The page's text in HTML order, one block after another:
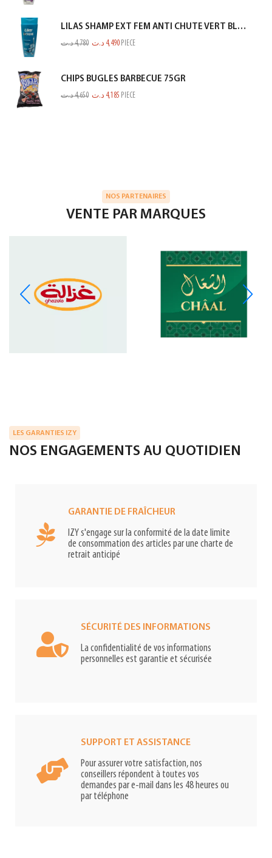
LILAS SHAMP EXT FEM ANTI CHUTE VERT BLEUTE 350ML
4,780د.ت 4,490 د.ت PIECE
CHIPS BUGLES BARBECUE 75GR
4,650د.ت 4,185 د.ت PIECE
NOS PARTENAIRES
VENTE PAR MARQUES
LES GARANTIES IZY
NOS ENGAGEMENTS AU QUOTIDIEN
GARANTIE DE FRAÎCHEUR
IZY s'engage sur la conformité de la date limite
de consommation des articles par une charte de
retrait anticipé
SÉCURITÉ DES INFORMATIONS
La confidentialité de vos informations
personnelles est garantie et sécurisée
SUPPORT ET ASSISTANCE
Pour assurer votre satisfaction, nos
conseillers répondent à toutes vos
demandes par e-mail dans les 48 heures ou
par téléphone